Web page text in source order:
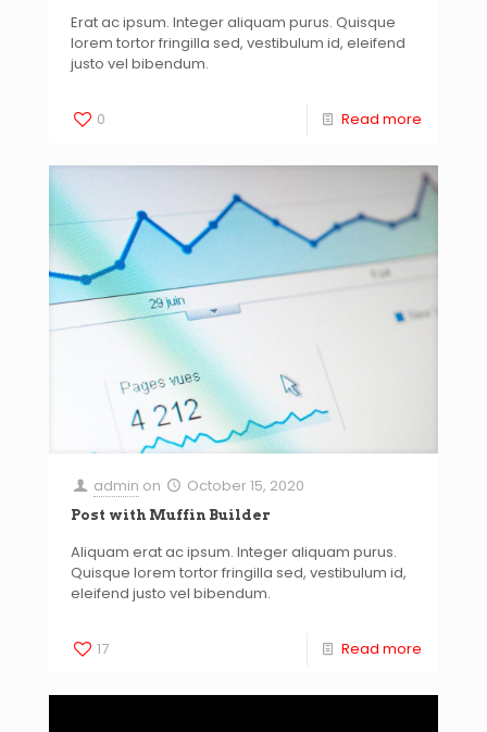
Erat ac ipsum. Integer aliquam purus. Quisque
lorem tortor fringilla sed, vestibulum id, eleifend
justo vel bibendum.
0 Read more
admin on October 15, 2020
Post with Muffin Builder
Aliquam erat ac ipsum. Integer aliquam purus.
Quisque lorem tortor fringilla sed, vestibulum id,
eleifend justo vel bibendum.
17 Read more